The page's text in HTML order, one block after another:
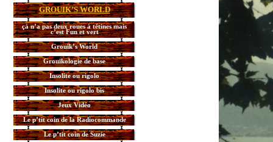
GROUIK’S WORLD
çà n’a pas deux roues à tétines mais
c’est Fun et vert
Grouik’s World
Grouikologie de base
Insolite ou rigolo
Insolite ou rigolo bis
Jeux Vidéo
Le p’tit coin de la Radiocommande
Le p’tit coin de Suzie